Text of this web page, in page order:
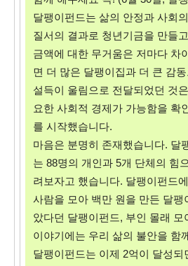
달팽이펀드는 삶의 안정과 사회
질서의 결과로 청년기금을 만들
금액에 대한 무거움은 저마다 차
면 더 많은 달팽이집과 더 큰 감
설득이 울림으로 전달되었던 것
요한 사회적 경제가 가능함을 확
를 시작했습니다.
마음은 분명히 존재했습니다. 달
는 88명의 개인과 5개 단체의 힘
려보자고 했습니다. 달팽이펀드
사람을 모아 백만 원을 만든 달
았다던 달팽이펀드, 부인 몰래
이야기에는 우리 삶의 불안을 함
달팽이펀드는 이제 2억이 달성